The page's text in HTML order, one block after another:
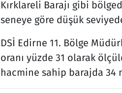
Kırklareli Barajı gibi
seneye göre düşük
DSİ Edirne 11. Bölge
oranı yüzde 31 olarak
hacmine sahip barajda